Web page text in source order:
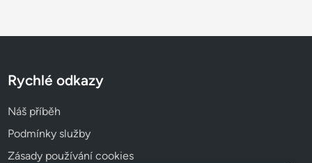
Rychlé odkazy
Náš příběh
Podmínky služby
Zásady používání cookies